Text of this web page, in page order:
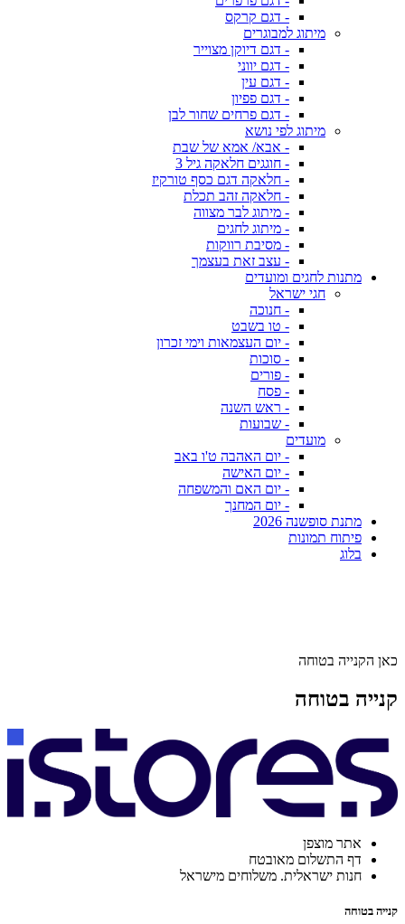
- דגם קרקס
מיתוג למבוגרים
- דגם דיוקן מצוייר
- דגם יווני
- דגם עין
- דגם פפיון
- דגם פרחים שחור לבן
מיתוג לפי נושא
- אבא/ אמא של שבת
- חוגגים חלאקה גיל 3
- חלאקה דגם כסף טורקיז
- חלאקה זהב תכלת
- מיתוג לבר מצווה
- מיתוג לחגים
- מסיבת רווקות
- עצב זאת בעצמך
מתנות לחגים ומועדים
חגי ישראל
- חנוכה
- טו בשבט
- יום העצמאות וימי זכרון
- סוכות
- פורים
- פסח
- ראש השנה
- שבועות
מועדים
- יום האהבה ט'ו באב
- יום האישה
- יום האם והמשפחה
- יום המחנך
מתנת סופשנה 2026
פיתוח תמונות
בלוג
כאן הקנייה בטוחה
קנייה בטוחה
אתר מוצפן
דף התשלום מאובטח
חנות ישראלית. משלוחים מישראל
קנייה בטוחה